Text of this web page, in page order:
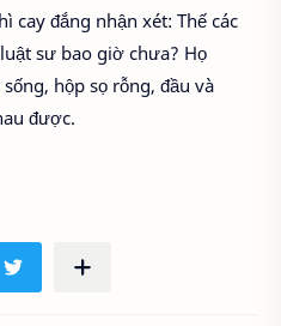
cay đắng nhận xét: Thế các
sư bao giờ chưa? Họ
hộp sọ rỗng, đầu và
được.